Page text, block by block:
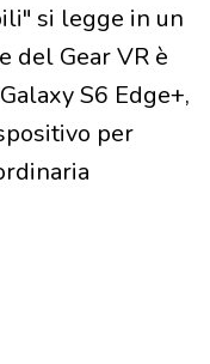
si legge in un
del Gear VR è
S6 Edge+,
per